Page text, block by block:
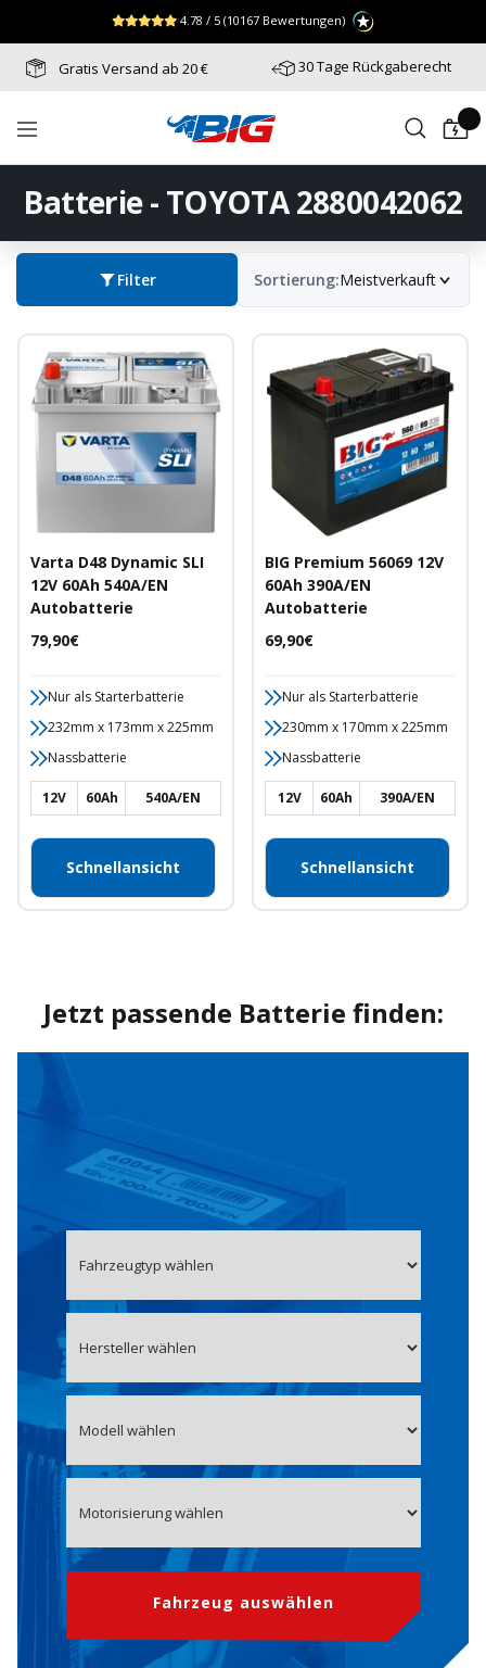
Zum Menü springen
Fußzeile springen
Barrierefreiheits-Widget öffnen
Inhalt
4.78 / 5 (10167 Bewertungen)
Gratis Versand ab 20 € 30 Tage Rückgaberecht
Navigation
Batterie-
Batterie - TOYOTA 2880042062
Filter Sortierung:Meistverkauft
Varta D48 Dynamic SLI
12V 60Ah 540A/EN
Autobatterie
Angebotspreis
79,90€
Nur als Starterbatterie
232mm x 173mm x 225mm
Nassbatterie
12V 60Ah 540A/EN
Schnellansicht
BIG Premium 56069 12V
60Ah 390A/EN
Autobatterie
Angebotspreis
69,90€
Nur als Starterbatterie
230mm x 170mm x 225mm
Nassbatterie
12V 60Ah 390A/EN
Schnellansicht
Jetzt passende Batterie finden:
Fahrzeug auswählen